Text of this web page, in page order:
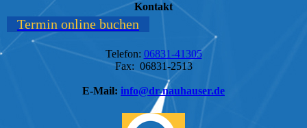
Kontakt
Termin online buchen
Telefon: 06831-41305
Fax: 06831-2513
E-Mail: info@dr-nauhauser.de